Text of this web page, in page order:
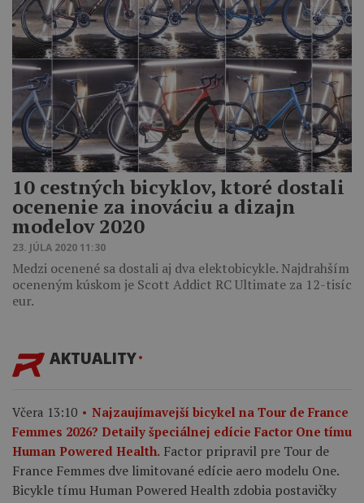
10 cestných bicyklov, ktoré dostali
ocenenie za inováciu a dizajn
modelov 2020
23. JÚLA 2020 11:30
Medzi ocenené sa dostali aj dva elektobicykle. Najdrahším
oceneným kúskom je Scott Addict RC Ultimate za 12-tisíc
eur.
AKTUALITY
Včera 13:10
Najzaujímavejší bicykel na Tour de France
Femmes 2026? Detaily špeciálnej edície Factor One tímu
Human Powered Health. Factor pripravil pre Tour de
France Femmes dve limitované edície aero modelu One.
Bicykle tímu Human Powered Health zdobia postavičky